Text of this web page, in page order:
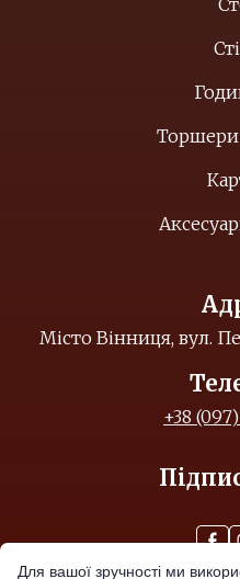
Торшери
Місто Вінниця, вул.
+38
Для вашої зручності ми